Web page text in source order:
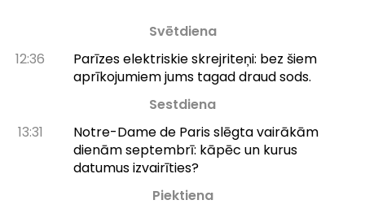
Svētdiena
12:36
Parīzes elektriskie skrejriteņi: bez šiem
aprīkojumiem jums tagad draud sods.
Sestdiena
13:31
Notre-Dame de Paris slēgta vairākām
dienām septembrī: kāpēc un kurus
datumus izvairīties?
Piektiena